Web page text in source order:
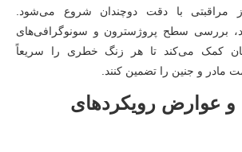
مراقبتی با دقت دوچندان شروع می‌شود.
بررسی سطح پروژسترون و سونوگرافی‌های
کمک می‌کند تا هر زنگ خطری را سریعاً
مادر و جنین را تضمین کنند.
و عوارض رویکردهای